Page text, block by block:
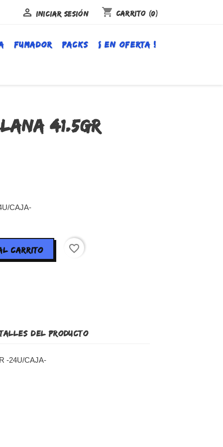
 Iniciar sesión shopping_cart Carrito (0)
FUMADOR PACKS ¡ EN OFERTA !
41.5GR
CAJA-
CARRITO favorite_border
DEL PRODUCTO
-24U/CAJA-